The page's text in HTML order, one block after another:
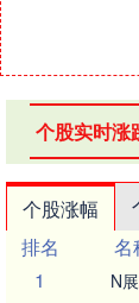
个股实时涨
个股涨幅
排名
名
1
N